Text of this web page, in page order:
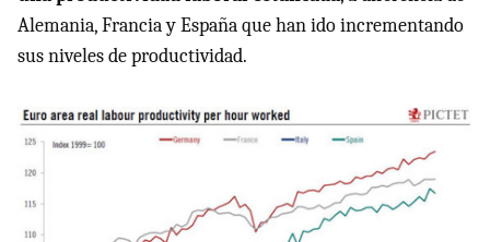
Alemania, Francia y España que han ido incrementando
sus niveles de productividad.